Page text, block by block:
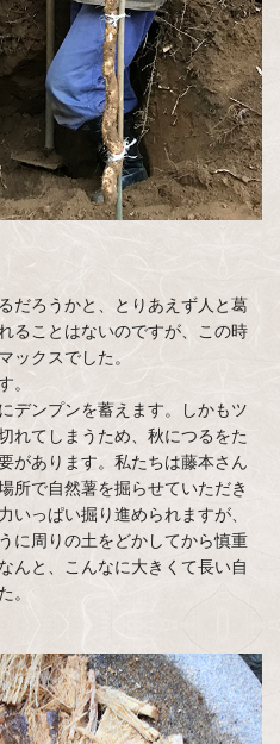
だろうかと、とりあえず人と葛
ることはないのですが、この時
ックスでした。
。
デンプンを蓄えます。しかもツ
れてしまうため、秋につるをた
があります。私たちは藤本さん
所で自然薯を掘らせていただき
いっぱい掘り進められますが、
に周りの土をどかしてから慎重
んと、こんなに大きくて長い自
。